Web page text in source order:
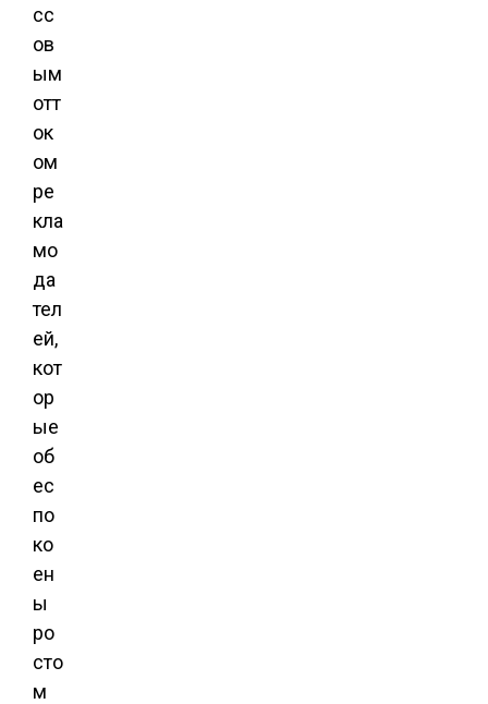
сс
ов
ым
отт
ок
ом
ре
кла
мо
да
тел
ей,
кот
ор
ые
об
ес
по
ко
ен
ы
ро
сто
м